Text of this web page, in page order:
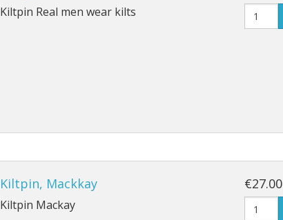
Kiltpin Real men wear kilts
Kiltpin, Mackkay
Kiltpin Mackay
€27.00